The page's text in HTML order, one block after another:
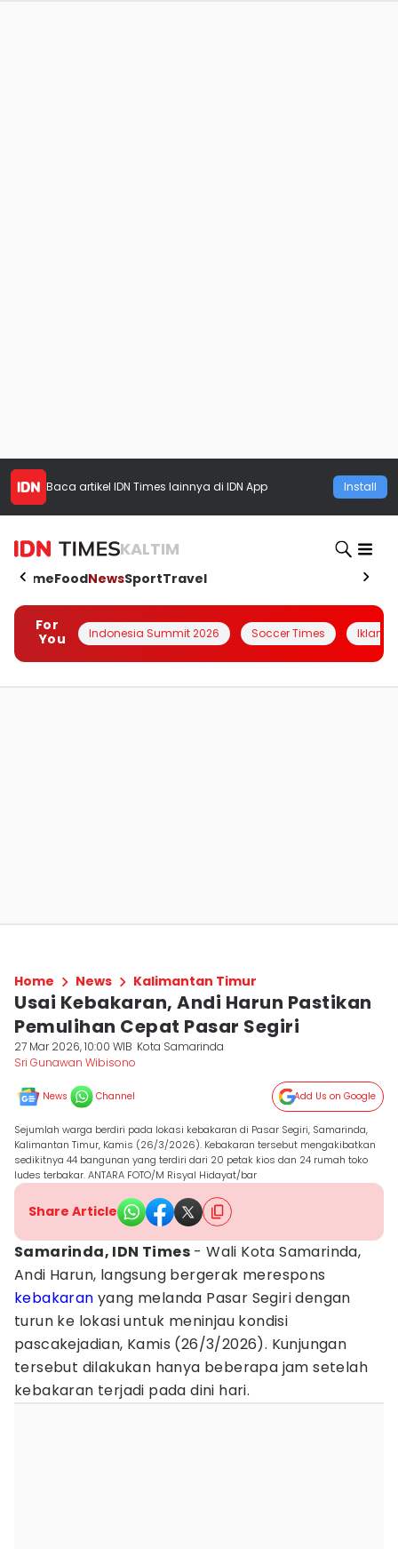
Baca artikel IDN Times lainnya di IDN App Install
KALTIM
HomeFoodNewsSportTravel
For
You
Indonesia Summit 2026 Soccer Times Iklanin
Home News Kalimantan Timur
Usai Kebakaran, Andi Harun Pastikan
Pemulihan Cepat Pasar Segiri
27 Mar 2026, 10:00 WIB Kota Samarinda
Sri Gunawan Wibisono
News Channel Add Us on Google
Sejumlah warga berdiri pada lokasi kebakaran di Pasar Segiri, Samarinda,
Kalimantan Timur, Kamis (26/3/2026). Kebakaran tersebut mengakibatkan
sedikitnya 44 bangunan yang terdiri dari 20 petak kios dan 24 rumah toko
ludes terbakar. ANTARA FOTO/M Risyal Hidayat/bar
Share Article
Samarinda, IDN Times - Wali Kota Samarinda,
Andi Harun, langsung bergerak merespons
kebakaran yang melanda Pasar Segiri dengan
turun ke lokasi untuk meninjau kondisi
pascakejadian, Kamis (26/3/2026). Kunjungan
tersebut dilakukan hanya beberapa jam setelah
kebakaran terjadi pada dini hari.